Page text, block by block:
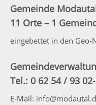
Gemeinde
11 Orte – 1
eingebettet in den
Tel.: 0 62 54 / 93
E-Mail: